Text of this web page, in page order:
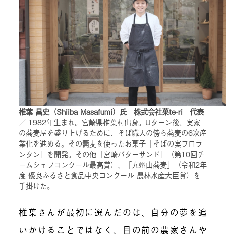
椎葉 昌史（Shiiba Masafumi）氏 株式会社菓te-ri 代表
／ 1982年生まれ。宮崎県椎葉村出身。Uターン後、実家
の蕎麦屋を盛り上げるために、そば職人の傍ら蕎麦の6次産
業化を進める。その蕎麦を使ったお菓子「そばの実フロラ
ンタン」を開発。その他「宮崎バターサンド」（第10回チ
ームシェフコンクール最高賞）、「九州山蕎麦」（令和2年
度 優良ふるさと食品中央コンクール 農林水産大臣賞）を
手掛けた。
椎葉さんが最初に選んだのは、自分の夢を追
いかけることではなく、目の前の農家さんや